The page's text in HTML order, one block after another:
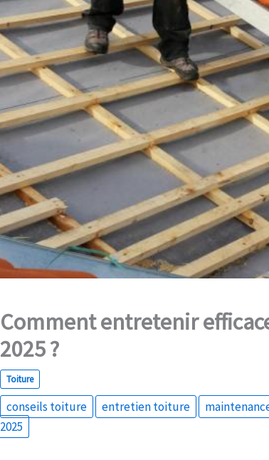
Comment entretenir
2025 ?
Toiture
conseils toiture entretien toiture
2025